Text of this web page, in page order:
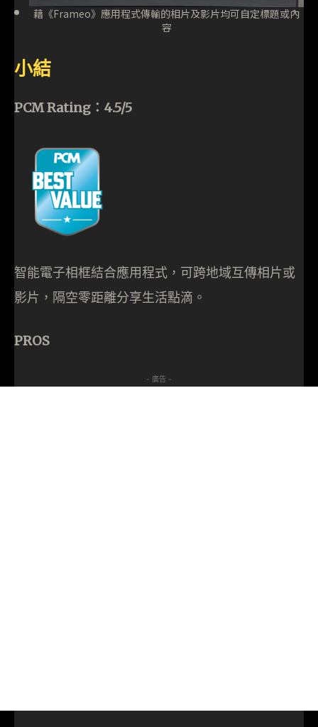
藉《Frameo》應用程式傳輸的相片及影片均可自定標題或內
容
小結
PCM Rating：4.5/5
智能電子相框結合應用程式，可跨地域互傳相片或
影片，隔空零距離分享生活點滴。
PROS
- 廣告 -